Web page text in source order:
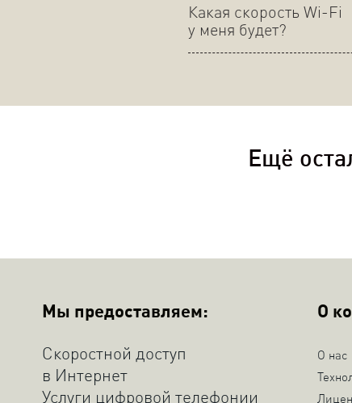
Какая скорость Wi-Fi
у меня будет?
Ещё
Мы предоставляем:
Скоростной доступ
в Интернет
Услуги цифровой телефонии
О
О нас